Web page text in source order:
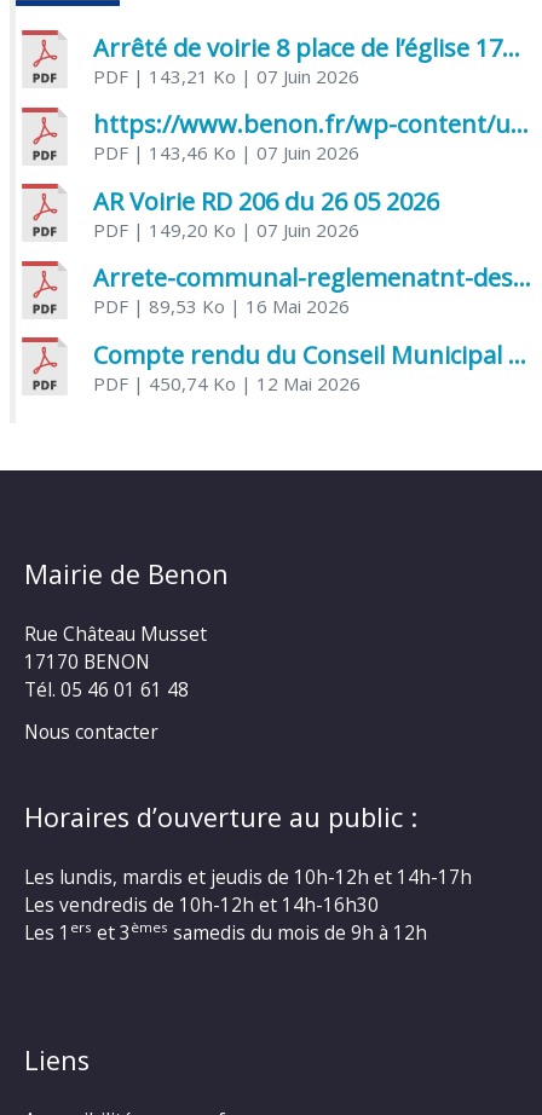
Arrêté de voirie 8 place de l’église 17170 Benon
PDF| 143,21 Ko | 07 Juin 2026
https://www.benon.fr/wp-content/uploads/2026/06/AR-Voirie-Chemin-de-Lafond-du-26-05-2026.pdf
PDF| 143,46 Ko | 07 Juin 2026
AR Voirie RD 206 du 26 05 2026
PDF| 149,20 Ko | 07 Juin 2026
Arrete-communal-reglemenatnt-des-bruits-de-voisinage-et-des-activites-bruyantes
PDF| 89,53 Ko | 16 Mai 2026
Compte rendu du Conseil Municipal du 06 mai 2026
PDF| 450,74 Ko | 12 Mai 2026
Mairie de Benon
Rue Château Musset
17170 BENON
Tél. 05 46 01 61 48
Nous contacter
Horaires d’ouverture au public :
Les lundis, mardis et jeudis de 10h-12h et 14h-17h
Les vendredis de 10h-12h et 14h-16h30
Les 1 ers et 3 èmes samedis du mois de 9h à 12h
Liens